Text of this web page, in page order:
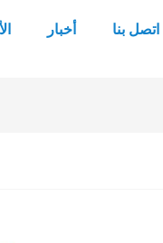
أخبار اتصل بنا